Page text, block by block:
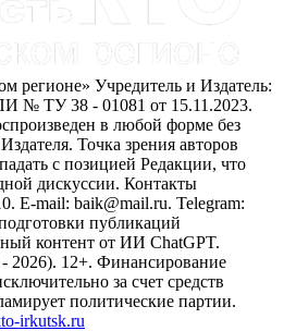
регионе» Учредитель и Издатель:
ТУ 38 - 01081 от 15.11.2023.
в любой форме без
Точка зрения авторов
с позицией Редакции, что
дискуссии. Контакты
E-mail: baik@mail.ru. Telegram:
публикаций
контент от ИИ ChatGPT.
12+. Финансирование
за счет средств
политические партии.
irkutsk.ru